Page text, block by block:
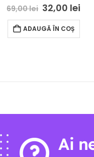
out of 5
69,00lei 32,00 lei
ADAUGĂ ÎN COȘ
Ai